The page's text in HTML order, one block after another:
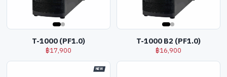
T-1000 (PF1.0)
฿17,900
T-1000 B2 (PF1.0)
฿16,900
NEW